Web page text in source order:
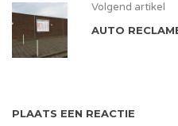
Volgend artikel
AUTO
PLAATS EEN REACTIE